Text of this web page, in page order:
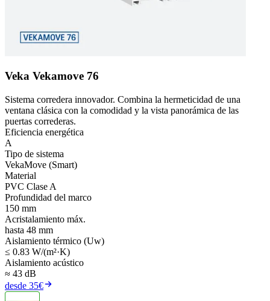
Veka Vekamove 76
Sistema corredera innovador. Combina la hermeticidad de una
ventana clásica con la comodidad y la vista panorámica de las
puertas correderas.
Eficiencia energética
A
Tipo de sistema
VekaMove (Smart)
Material
PVC Clase A
Profundidad del marco
150 mm
Acristalamiento máx.
hasta 48 mm
Aislamiento térmico (Uw)
≤ 0.83 W/(m²·K)
Aislamiento acústico
≈ 43 dB
desde 35€